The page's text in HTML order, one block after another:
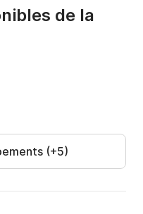
la Spree, le
qui sillonnent
à votre
l'architecture
nouveau : à bord
de toutes les
inoubliables.
de la
(+5)